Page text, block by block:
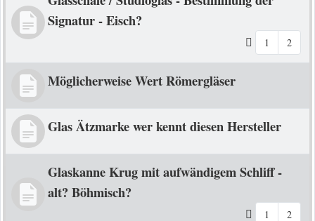
Signatur - Eisch?
1 2
Möglicherweise Wert Römergläser
Glas Ätzmarke wer kennt diesen Hersteller
Glaskanne Krug mit aufwändigem Schliff -
alt? Böhmisch?
1 2